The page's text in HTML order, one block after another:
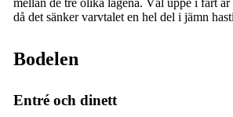
då det sänker varvtalet en hel del i jämn
Bodelen
Entré och dinett